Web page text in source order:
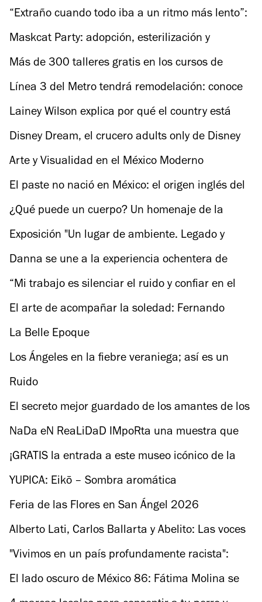
personaje es una expansión de uno mismo”
“Extraño cuando todo iba a un ritmo más lento”:
Tom Everett Scott sobre Elle
Maskcat Party: adopción, esterilización y
donaciones para gatitos
Más de 300 talleres gratis en los cursos de
verano de las FARO
Línea 3 del Metro tendrá remodelación: conoce
cómo será y cuándo
Lainey Wilson explica por qué el country está
conquistando al mundo
Disney Dream, el crucero adults only de Disney
que debes conocer
Arte y Visualidad en el México Moderno
El paste no nació en México: el origen inglés del
platillo más conocido de Hidalgo
¿Qué puede un cuerpo? Un homenaje de la
danza a las madres buscadoras.
Exposición "Un lugar de ambiente. Legado y
disidencia"
Danna se une a la experiencia ochentera de
Mentiras All Stars
“Mi trabajo es silenciar el ruido y confiar en el
instinto”: Thomas Kail sobre ‘Moana’
El arte de acompañar la soledad: Fernando
Eimbcke reflexiona sobre Moscas
La Belle Epoque
Los Ángeles en la fiebre veraniega; así es un
destino mundial en 72 horas
Ruido
El secreto mejor guardado de los amantes de los
libros en la CDMX
NaDa eN ReaLiDaD IMpoRta una muestra que
desafía al público
¡GRATIS la entrada a este museo icónico de la
CDMX
YUPICA: Eikō – Sombra aromática
Feria de las Flores en San Ángel 2026
Alberto Lati, Carlos Ballarta y Abelito: Las voces
detrás de Minions y Monstruos
"Vivimos en un país profundamente racista":
Mayra Batalla por Una Familia complicada
El lado oscuro de México 86: Fátima Molina se